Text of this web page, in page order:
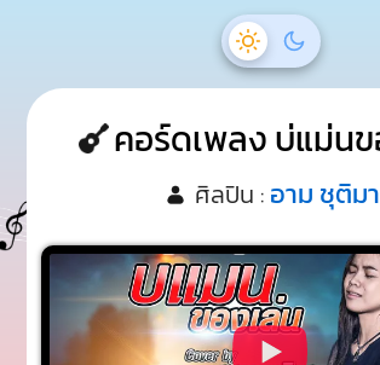
คอร์ดเพลง บ่แม่น
ศิลปิน : อาม ชุติมา